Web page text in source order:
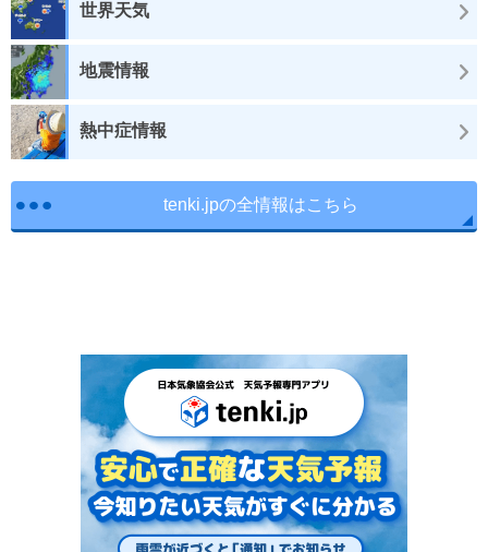
世界天気
地震情報
熱中症情報
tenki.jpの全情報はこちら